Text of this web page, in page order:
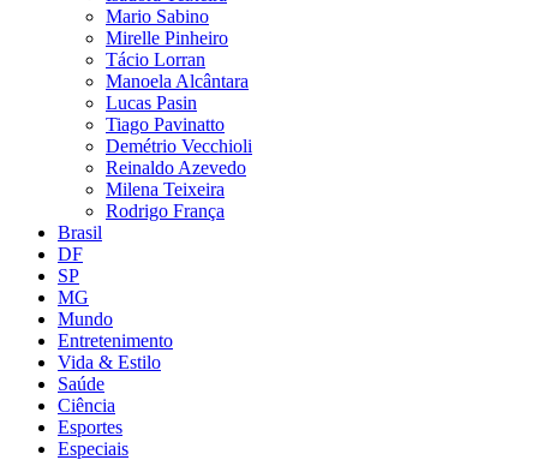
Mario Sabino
Mirelle Pinheiro
Tácio Lorran
Manoela Alcântara
Lucas Pasin
Tiago Pavinatto
Demétrio Vecchioli
Reinaldo Azevedo
Milena Teixeira
Rodrigo França
Brasil
DF
SP
MG
Mundo
Entretenimento
Vida & Estilo
Saúde
Ciência
Esportes
Especiais